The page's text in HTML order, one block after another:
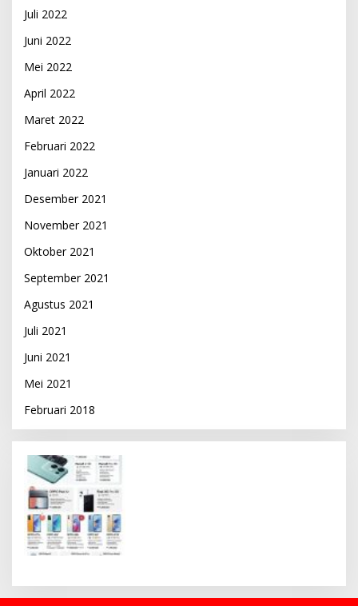
Juli 2022
Juni 2022
Mei 2022
April 2022
Maret 2022
Februari 2022
Januari 2022
Desember 2021
November 2021
Oktober 2021
September 2021
Agustus 2021
Juli 2021
Juni 2021
Mei 2021
Februari 2018